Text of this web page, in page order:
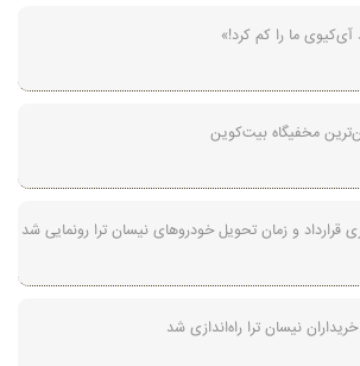
ما را کم کرد!»
مخفیگاه بیت‌کوین
قرارداد‌ و زمان تحویل خودرو‌های نیسان ترا رونمایی شد
نیسان ترا راه‌اندازی شد